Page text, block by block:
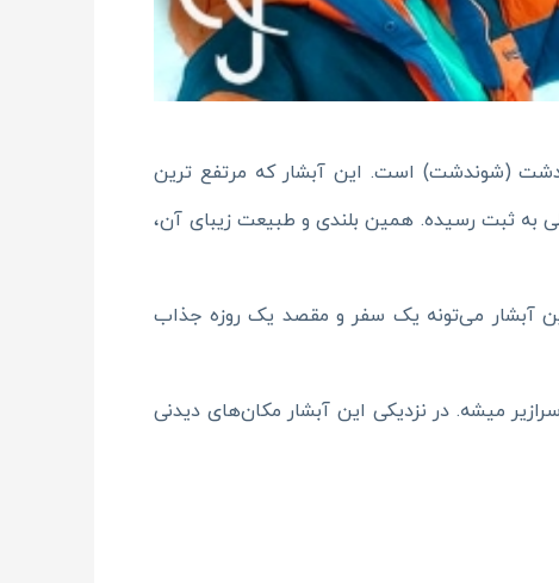
(شوندشت) است. این آبشار که مرتفع ترین
متر است و این مکان در فهرست آثار ملی به ثبت رسیده. همین بلندی و طبیعت زیبای آن،
آبشار می‌تونه یک سفر و مقصد یک روزه جذاب
میشه. در نزدیکی این آبشار مکان‌های دیدنی